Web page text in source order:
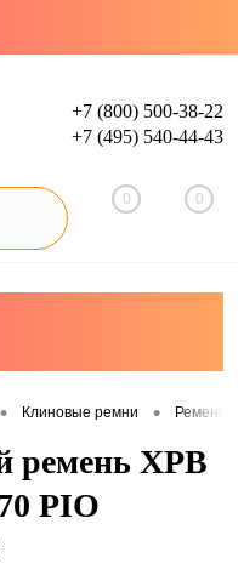
Регистрация
+7 (800) 500-38-22
+7 (495) 540-44-43
0 0
• Клиновые ремни • Ремень
ремень XPB
PIO